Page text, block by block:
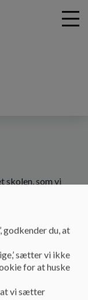
skolen, som vi
med
samtalerne altid
Børn- og
sociale
godkender du, at
sætter vi ikke
for at huske
at vi sætter